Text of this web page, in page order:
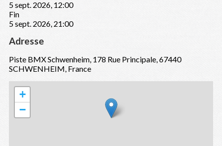
5 sept. 2026, 12:00
Fin
5 sept. 2026, 21:00
Adresse
Piste BMX Schwenheim, 178 Rue Principale, 67440
SCHWENHEIM, France
+
−